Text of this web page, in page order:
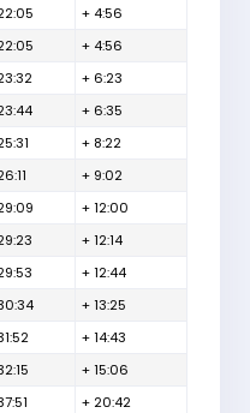
+ 4:56
+ 4:56
+ 6:23
+ 6:35
+ 8:22
+ 9:02
+ 12:00
+ 12:14
+ 12:44
+ 13:25
+ 14:43
+ 15:06
+ 20:42